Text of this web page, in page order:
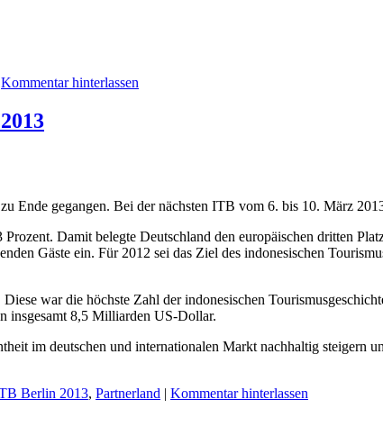
Kommentar hinterlassen
Ende gegangen. Bei der nächsten ITB vom 6. bis 10. März
Damit belegte Deutschland den europäischen dritten
Gäste ein. Für 2012 sei das Ziel des indonesischen
war die höchste Zahl der indonesischen
insgesamt 8,5 Milliarden US-Dollar.
im deutschen und internationalen Markt nachhaltig steigern
Berlin 2013, Partnerland | Kommentar hinterlassen